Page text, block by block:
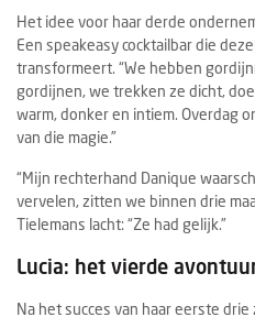
Het idee voor haar derde
Een speakeasy cocktailbar die
transformeert. “We hebben
gordijnen, we trekken ze dicht,
warm, donker en intiem. Overdag
van die magie.”
“Mijn rechterhand Danique
vervelen, zitten we binnen drie
Tielemans lacht: “Ze had gelijk.”
Lucia: het vierde
Na het succes van haar eerste